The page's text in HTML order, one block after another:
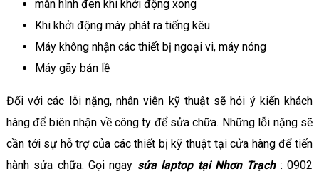
màn hình đen khi khởi động xong
Khi khởi động máy phát ra tiếng kêu
Máy không nhận các thiết bị ngoại vi, máy nóng
Máy gãy bản lề
Đối với các lỗi nặng, nhân viên kỹ thuật sẽ hỏi ý kiến khách
hàng để biên nhận về công ty để sửa chữa. Những lỗi nặng sẽ
cần tới sự hỗ trợ của các thiết bị kỹ thuật tại cửa hàng để tiến
hành sửa chữa. Gọi ngay sửa laptop tại Nhơn Trạch: 0902